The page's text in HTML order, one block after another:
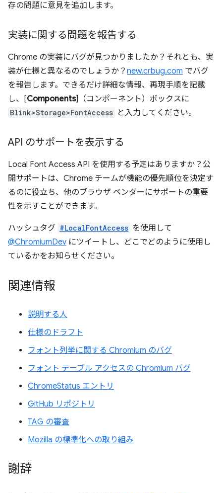
存の問題に意見を追加します。
実装に関する問題を報告する
Chrome の実装にバグが見つかりましたか？それとも、実
装が仕様と異なるのでしょうか？ new.crbug.com でバグ
を報告します。できるだけ詳細な情報、再現手順を記載
し、[Components]（コンポーネント）ボックスに
Blink>Storage>FontAccess と入力してください。
API のサポートを表示する
Local Font Access API を使用する予定はありますか？公
開サポートは、Chrome チームが機能の優先順位を決定す
るのに役立ち、他のブラウザ ベンダーにサポートの重要
性を示すことができます。
ハッシュタグ #LocalFontAccess を使用して
@ChromiumDev にツイートし、どこでどのように使用し
ているかをお知らせください。
関連情報
説明する人
仕様のドラフト
フォント列挙に関する Chromium のバグ
フォント テーブル アクセスの Chromium バグ
ChromeStatus エントリ
GitHub リポジトリ
TAG の審査
Mozilla の標準化への取り組み
謝辞